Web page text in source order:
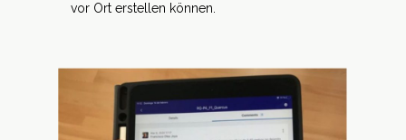
vor Ort erstellen können.